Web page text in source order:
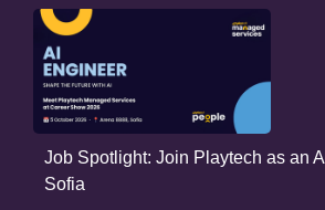
Job Spotlight: Join Playtech as an
Sofia